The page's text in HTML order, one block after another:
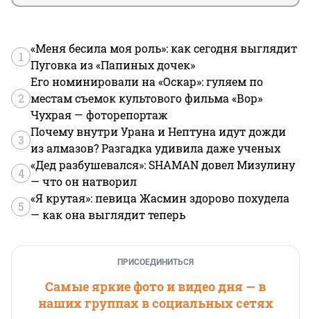
1
«Меня бесила моя роль»: как сегодня выглядит
Пуговка из «Папиных дочек»
2
Его номинировали на «Оскар»: гуляем по
местам съемок культового фильма «Вор»
Чухрая — фоторепортаж
3
Почему внутри Урана и Нептуна идут дожди
из алмазов? Разгадка удивила даже ученых
4
«Дед разбушевался»: SHAMAN довел Мизулину
— что он натворил
5
«Я крутая»: певица Жасмин здорово похудела
— как она выглядит теперь
ПРИСОЕДИНИТЬСЯ
Самые яркие фото и видео дня — в
наших группах в социальных сетях